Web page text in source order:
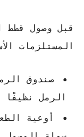
قبل وصول قطط
المستلزمات
صندوق
الرمل نظيفًا
أوعية